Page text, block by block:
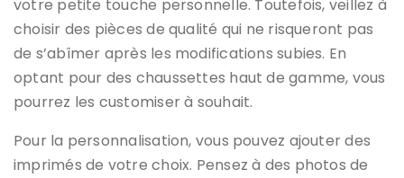
votre petite touche personnelle. Toutefois, veillez à
choisir des pièces de qualité qui ne risqueront pas
de s’abîmer après les modifications subies. En
optant pour des chaussettes haut de gamme, vous
pourrez les customiser à souhait.
Pour la personnalisation, vous pouvez ajouter des
imprimés de votre choix. Pensez à des photos de